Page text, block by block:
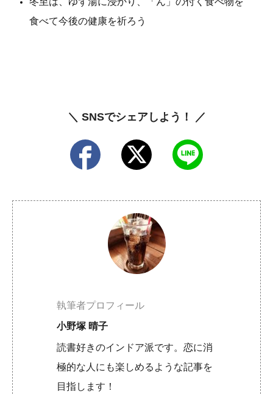
食べて今後の健康を祈ろう
＼ SNSでシェアしよう！ ／
執筆者プロフィール
小野塚 晴子
読書好きのインドア派です。恋に消
極的な人にも楽しめるような記事を
目指します！